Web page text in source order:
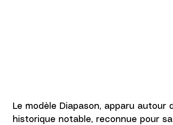
Le modèle Diapason, apparu
historique notable, reconnue pour